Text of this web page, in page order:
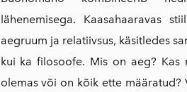
lähenemisega. Kaasahaaravas
aegruum ja relatiivsus, käsitledes
kui ka filosoofe. Mis on aeg?
olemas või on kõik ette määratud?